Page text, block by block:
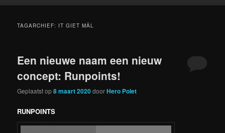
TAGARCHIEF: IT GIET MÂL
Een nieuwe naam een nieuw
concept: Runpoints!
Geplaatst op8 maart 2020doorHero Polet
RUNPOINTS